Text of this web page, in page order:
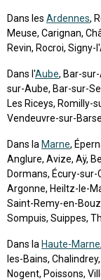
Dans les Ardennes,
Meuse, Carignan,
Revin, Rocroi,
Dans l'Aube, Bar-
sur-Aube, Bar-sur-
Les Riceys, Romilly-
Vendeuvre-sur-
Dans la Marne,
Anglure, Avize, Aÿ,
Dormans, Écury-sur-
Argonne, Heiltz-le-
Saint-Remy-en-
Sompuis, Suippes,
Dans la Haute-Marne
les-Bains,
Nogent, Poissons,